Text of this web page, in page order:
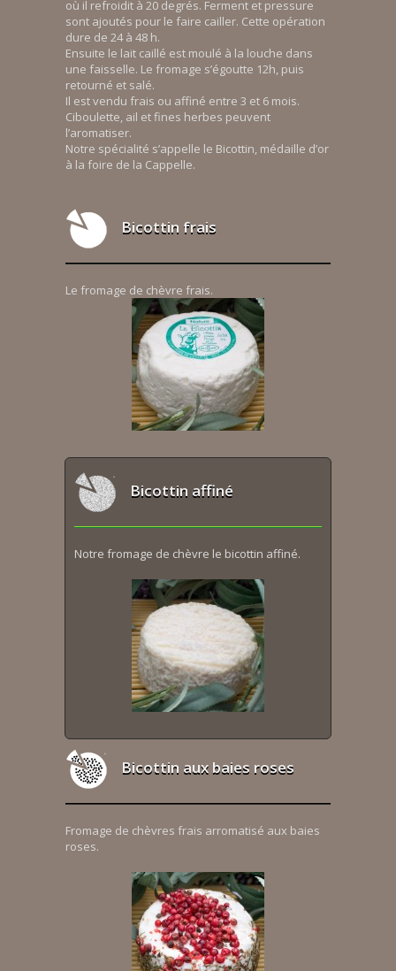
où il refroidit à 20 degrés. Ferment et pressure
sont ajoutés pour le faire cailler. Cette opération
dure de 24 à 48 h.
Ensuite le lait caillé est moulé à la louche dans
une faisselle. Le fromage s’égoutte 12h, puis
retourné et salé.
Il est vendu frais ou affiné entre 3 et 6 mois.
Ciboulette, ail et fines herbes peuvent
l’aromatiser.
Notre spécialité s’appelle le Bicottin, médaille d’or
à la foire de la Cappelle.
Bicottin frais
Le fromage de chèvre frais.
Bicottin affiné
Notre fromage de chèvre le bicottin affiné.
Bicottin aux baies roses
Fromage de chèvres frais arromatisé aux baies
roses.